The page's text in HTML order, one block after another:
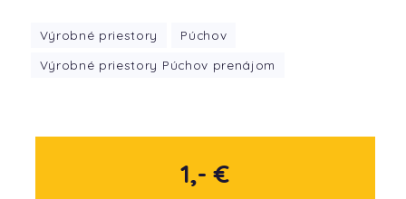
Výrobné priestory
Púchov
Výrobné priestory Púchov prenájom
1,- €